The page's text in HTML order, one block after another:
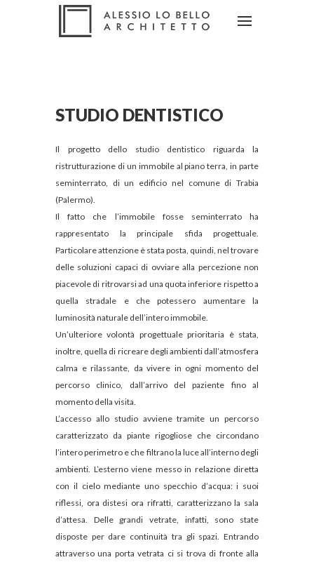
STUDIO DENTISTICO
Il progetto dello studio dentistico riguarda la
ristrutturazione di un immobile al piano terra, in parte
seminterrato, di un edificio nel comune di Trabia
(Palermo).
Il fatto che l’immobile fosse seminterrato ha
rappresentato la principale sfida progettuale.
Particolare attenzione è stata posta, quindi, nel trovare
delle soluzioni capaci di ovviare alla percezione non
piacevole di ritrovarsi ad una quota inferiore rispetto a
quella stradale e che potessero aumentare la
luminosità naturale dell’intero immobile.
Un’ulteriore volontà progettuale prioritaria è stata,
inoltre, quella di ricreare degli ambienti dall’atmosfera
calma e rilassante, da vivere in ogni momento del
percorso clinico, dall’arrivo del paziente fino al
momento della visita.
L’accesso allo studio avviene tramite un percorso
caratterizzato da piante rigogliose che circondano
l’intero perimetro e che filtrano la luce all’interno degli
ambienti. L’esterno viene messo in relazione diretta
con il cielo mediante uno specchio d’acqua: i suoi
riflessi, ora distesi ora rifratti, caratterizzano la sala
d’attesa. Delle grandi vetrate, infatti, sono state
disposte per dare continuità tra gli spazi. Entrando
attraverso una porta vetrata ci si trova di fronte alla